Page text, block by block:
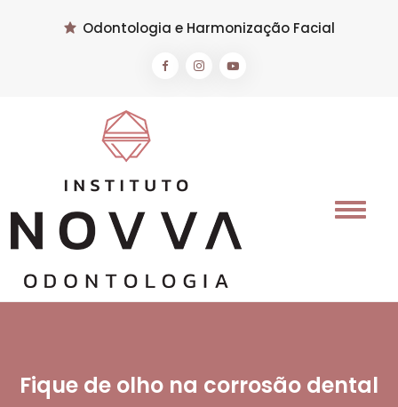
Odontologia e Harmonização Facial
Fique de olho na corrosão dental